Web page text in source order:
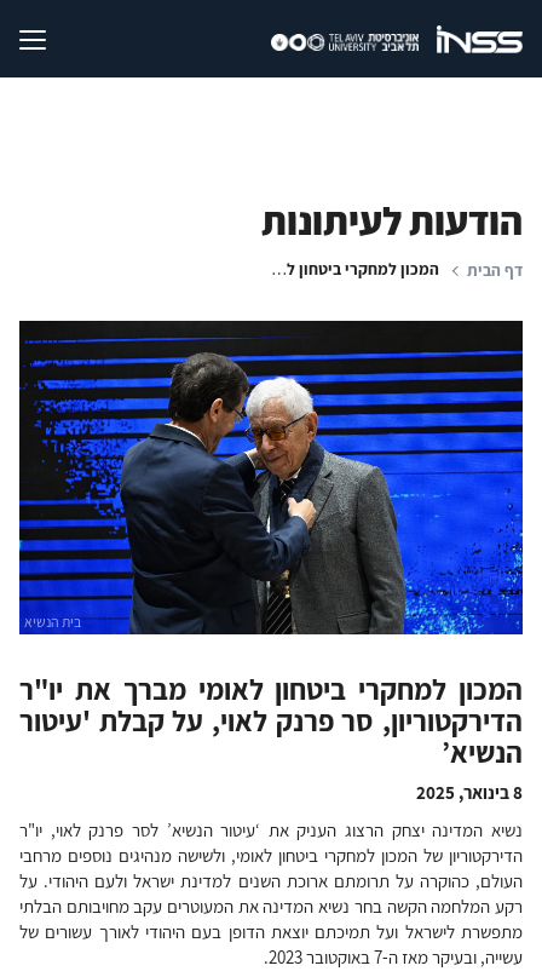
הודעות לעיתונות
דף הבית המכון למחקרי ביטחון לאומי מברך את יו"ר הדירקטוריון, סר פרנק לאוי, על קבלת 'עיטור הנשיא’
המכון למחקרי ביטחון לאומי מברך את יו"ר
הדירקטוריון, סר פרנק לאוי, על קבלת 'עיטור
הנשיא’
8 בינואר, 2025
נשיא המדינה יצחק הרצוג העניק את ‘עיטור הנשיא’ לסר פרנק לאוי, יו"ר
הדירקטוריון של המכון למחקרי ביטחון לאומי, ולשישה מנהיגים נוספים מרחבי
העולם, כהוקרה על תרומתם ארוכת השנים למדינת ישראל ולעם היהודי. על
רקע המלחמה הקשה בחר נשיא המדינה את המעוטרים עקב מחויבותם הבלתי
מתפשרת לישראל ועל תמיכתם יוצאת הדופן בעם היהודי לאורך עשורים של
עשייה, ובעיקר מאז ה-7 באוקטובר 2023.